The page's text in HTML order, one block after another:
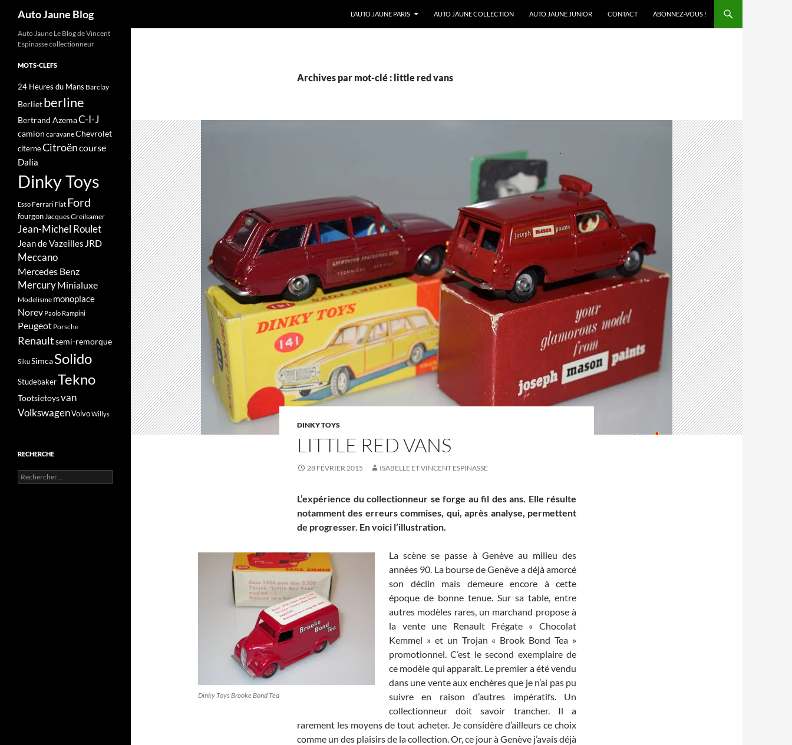
Auto Jaune Blog
L’AUTO JAUNE PARIS
AUTO JAUNE COLLECTION AUTO JAUNE JUNIOR CONTACT ABONNEZ-VOUS !
Archives par mot-clé : little red vans
DINKY TOYS
LITTLE RED VANS
28 FÉVRIER 2015 ISABELLE ET VINCENT ESPINASSE
L’expérience du collectionneur se forge au fil des ans. Elle résulte
notamment des erreurs commises, qui, après analyse, permettent
de progresser. En voici l’illustration.
Dinky Toys Brooke Bond Tea
La scène se passe à Genève au milieu des
années 90. La bourse de Genève a déjà amorcé
son déclin mais demeure encore à cette
époque de bonne tenue. Sur sa table, entre
autres modèles rares, un marchand propose à
la vente une Renault Frégate « Chocolat
Kemmel » et un Trojan « Brook Bond Tea »
promotionnel. C’est le second exemplaire de
ce modèle qui apparaît. Le premier a été vendu
dans une vente aux enchères que je n’ai pas pu
suivre en raison d’autres impératifs. Un
collectionneur doit savoir trancher. Il a
rarement les moyens de tout acheter. Je considère d’ailleurs ce choix
comme un des plaisirs de la collection. Or, ce jour à Genève j’avais déjà
Auto Jaune Le Blog de Vincent
Espinasse collectionneur
MOTS-CLEFS
24 Heures du Mans Barclay
Berlietberline
Bertrand AzemaC-I-J
camion caravaneChevrolet
citerneCitroëncourse
Dalia
Dinky Toys
Esso Ferrari Fiat Ford
fourgonJacques Greilsamer
Jean-Michel Roulet
Jean de Vazeilles JRD
Meccano
Mercedes Benz
MercuryMinialuxe
Modelisme monoplace
Norev Paolo Rampini
Peugeot Porsche
Renaultsemi-remorque
SikuSimcaSolido
StudebakerTekno
Tootsietoysvan
VolkswagenVolvoWillys
RECHERCHE
Rechercher :